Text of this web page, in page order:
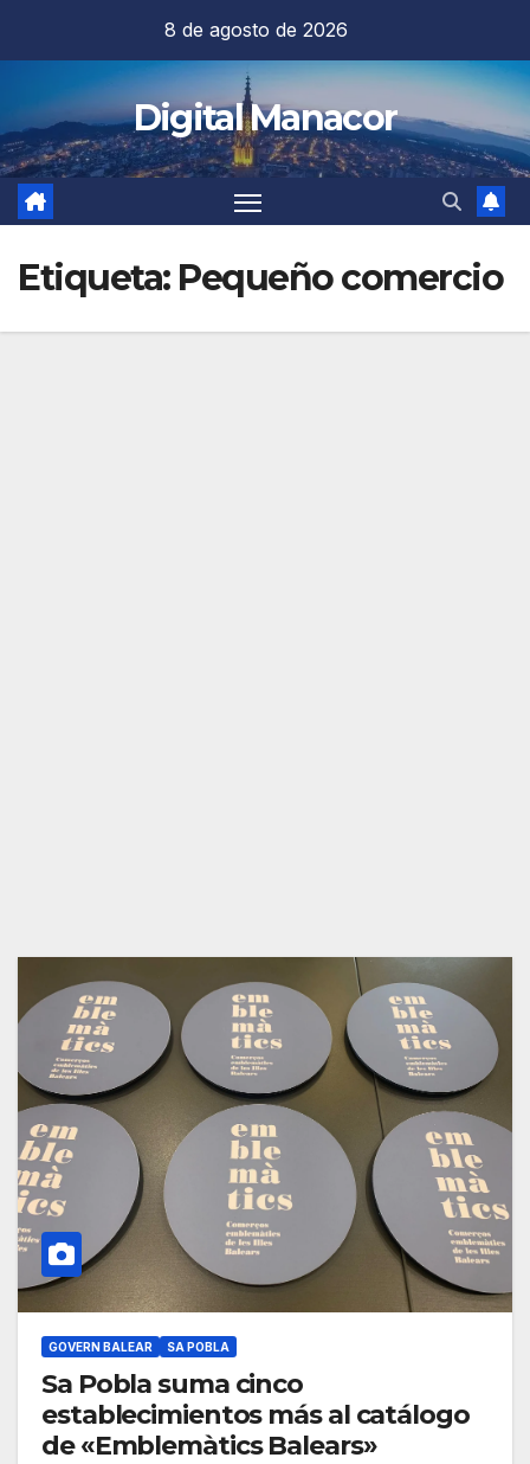
contenido
8 de agosto de 2026
Digital Manacor
Etiqueta: Pequeño comercio
GOVERN BALEAR SA POBLA
Sa Pobla suma cinco
establecimientos más al catálogo
de «Emblemàtics Balears»